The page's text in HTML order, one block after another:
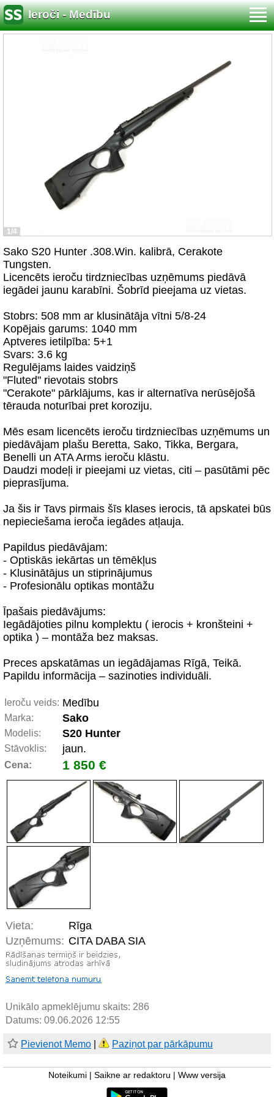
Ieroči - Medību
1/4
Sako S20 Hunter .308.Win. kalibrā, Cerakote
Tungsten.
Licencēts ieroču tirdzniecības uzņēmums piedāvā
iegādei jaunu karabīni. Šobrīd pieejama uz vietas.
Stobrs: 508 mm ar klusinātāja vītni 5/8-24
Kopējais garums: 1040 mm
Aptveres ietilpība: 5+1
Svars: 3.6 kg
Regulējams laides vaidziņš
"Fluted" rievotais stobrs
"Cerakote" pārklājums, kas ir alternatīva nerūsējošā
tērauda noturībai pret koroziju.
Mēs esam licencēts ieroču tirdzniecības uzņēmums un
piedāvājam plašu Beretta, Sako, Tikka, Bergara,
Benelli un ATA Arms ieroču klāstu.
Daudzi modeļi ir pieejami uz vietas, citi – pasūtāmi pēc
pieprasījuma.
Ja šis ir Tavs pirmais šīs klases ierocis, tā apskatei būs
nepieciešama ieroča iegādes atļauja.
Papildus piedāvājam:
- Optiskās iekārtas un tēmēkļus
- Klusinātājus un stiprinājumus
- Profesionālu optikas montāžu
Īpašais piedāvājums:
Iegādājoties pilnu komplektu ( ierocis + kronšteini +
optika ) – montāža bez maksas.
Preces apskatāmas un iegādājamas Rīgā, Teikā.
Papildu informācija – sazinoties individuāli.
Ieroču veids: Medību
Marka: Sako
Modelis: S20 Hunter
Stāvoklis: jaun.
Cena: 1 850 €
Vieta:
Rīga
Uzņēmums: CITA DABA SIA
Unikālo apmeklējumu skaits: 286
Datums: 09.06.2026 12:55
Pievienot Memo Paziņot par pārkāpumu
Noteikumi Saikne ar redaktoru Www versija